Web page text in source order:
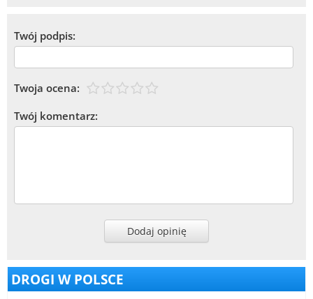
Twój podpis:
Twoja ocena:
Twój komentarz:
Dodaj opinię
DROGI W POLSCE